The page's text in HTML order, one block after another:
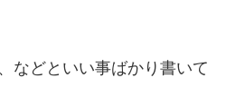
などといい事ばかり書いて